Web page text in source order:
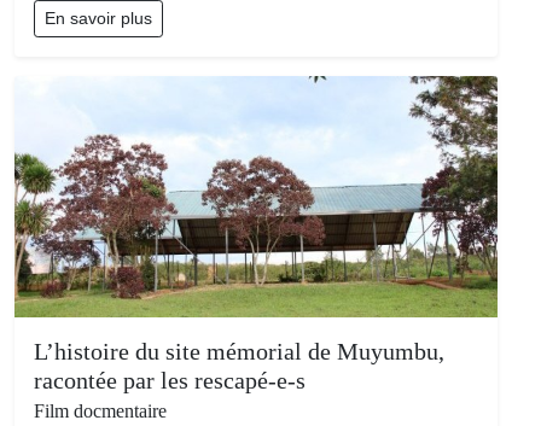
En savoir plus
L’histoire du site mémorial de Muyumbu,
racontée par les rescapé-e-s
Film docmentaire